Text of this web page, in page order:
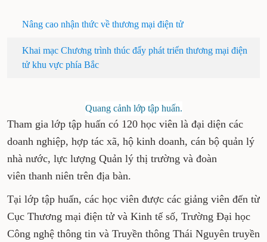
Nâng cao nhận thức về thương mại điện tử
Khai mạc Chương trình thúc đẩy phát triển thương mại điện
tử khu vực phía Bắc
Quang cảnh lớp tập huấn.
Tham gia lớp tập huấn có 120 học viên là đại diện các
doanh nghiệp, hợp tác xã, hộ kinh doanh, cán bộ quản lý
nhà nước, lực lượng Quản lý thị trường và đoàn
viên thanh niên trên địa bàn.
Tại lớp tập huấn, các học viên được các giảng viên đến từ
Cục Thương mại điện tử và Kinh tế số, Trường Đại học
Công nghệ thông tin và Truyền thông Thái Nguyên truyền